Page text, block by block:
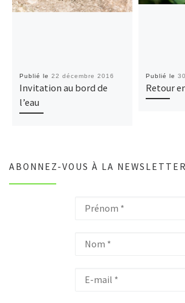
Publié le 22 décembre 2016
Invitation au bord de
l’eau
Publié le
Retour
ABONNEZ-VOUS À LA NEWSLETTER